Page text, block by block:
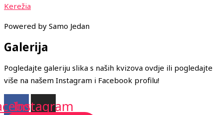
Kerežia
Powered by Samo Jedan
Galerija
Pogledajte galeriju slika s naših kvizova ovdje ili pogledajte
više na našem Instagram i Facebook profilu!
Instagram